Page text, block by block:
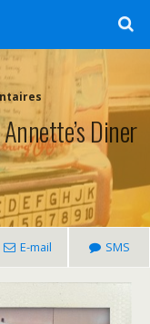
Annette’s Diner
E-mail SMS